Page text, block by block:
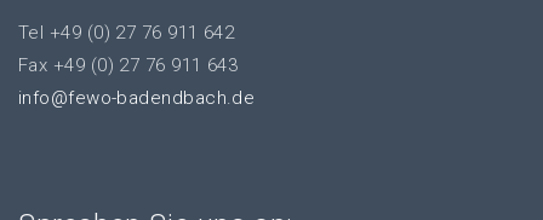
Tel +49 (0) 27 76 911 642
Fax +49 (0) 27 76 911 643
info@fewo-badendbach.de